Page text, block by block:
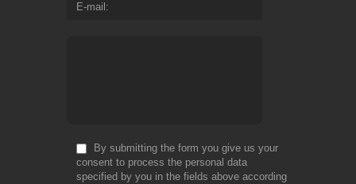
E-mail
By submitting the form you give us your
consent to process the personal data
specified by you in the fields above according